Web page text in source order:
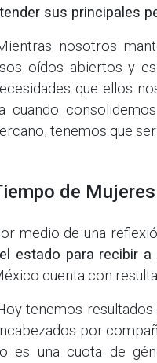
sus principales
nosotros
oídos abiertos y
que ellos
cuando
tenemos que
de
medio de una
estado para recibir
cuenta con
tenemos
por
es una cuota de